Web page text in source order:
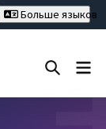
Больше языков